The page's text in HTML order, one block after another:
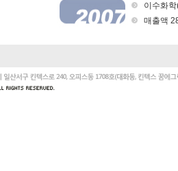
이수화
매출액